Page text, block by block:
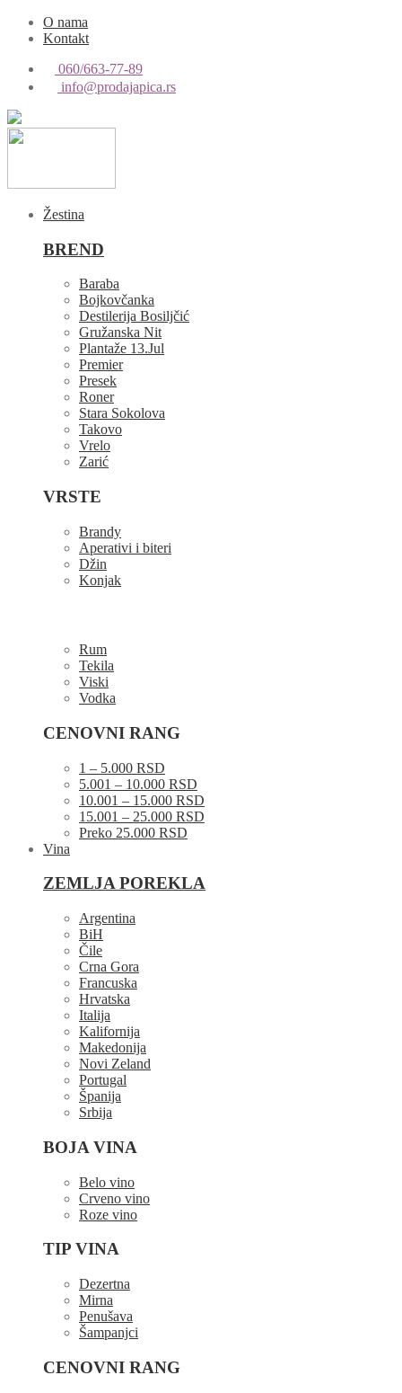
O nama
Kontakt
060/663-77-89
info@prodajapica.rs
Žestina
BREND
Baraba
Bojkovčanka
Destilerija Bosiljčić
Gružanska Nit
Plantaže 13.Jul
Premier
Presek
Roner
Stara Sokolova
Takovo
Vrelo
Zarić
VRSTE
Brandy
Aperativi i biteri
Džin
Konjak
Rum
Tekila
Viski
Vodka
CENOVNI RANG
1 – 5.000 RSD
5.001 – 10.000 RSD
10.001 – 15.000 RSD
15.001 – 25.000 RSD
Preko 25.000 RSD
Vina
ZEMLJA POREKLA
Argentina
BiH
Čile
Crna Gora
Francuska
Hrvatska
Italija
Kalifornija
Makedonija
Novi Zeland
Portugal
Španija
Srbija
BOJA VINA
Belo vino
Crveno vino
Roze vino
TIP VINA
Dezertna
Mirna
Penušava
Šampanjci
CENOVNI RANG